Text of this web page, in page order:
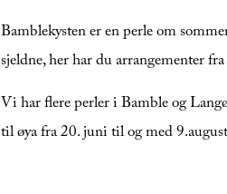
Bamblekysten er en perle om
sjeldne, her har du arrangementer
Vi har flere perler i Bamble og
til øya fra 20. juni til og med